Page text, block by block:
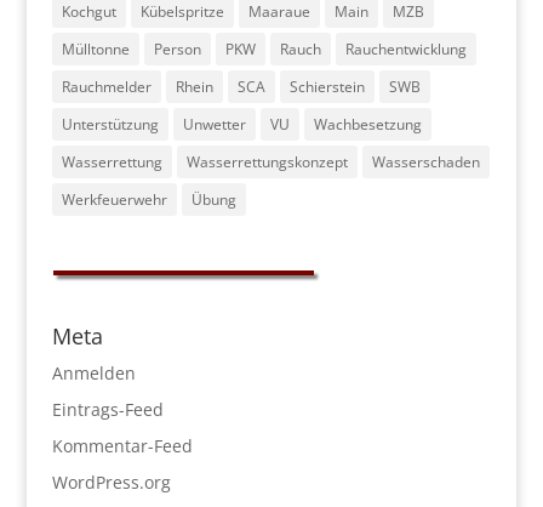
Kochgut
Kübelspritze Maaraue Main
MZB
Mülltonne
Person PKW Rauch
Rauchentwicklung
Rauchmelder
Rhein SCA Schierstein
SWB
Unterstützung
Unwetter VU
Wachbesetzung
Wasserrettung
Wasserrettungskonzept
Wasserschaden
Werkfeuerwehr
Übung
Meta
Anmelden
Eintrags-Feed
Kommentar-Feed
WordPress.org